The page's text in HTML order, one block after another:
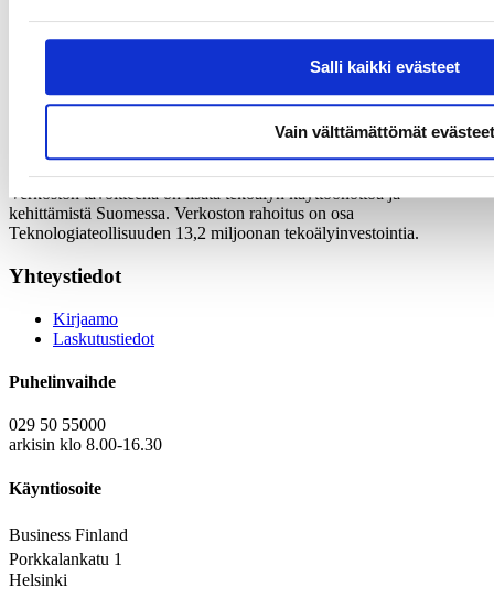
Salli kaikki evästeet
Vain välttämättömät evästeet
hyödyntämään generatiivista tekoälyä tuotteiden, palveluiden ja
liiketoimintamallien kehittämiseen.
AI Finland -verkosto
Maaliskuussa 2024 perustettu AI Finland -verkosto kokoaa yhteen
tekoälystä kiinnostuneita yrityksiä ja muita toimijoita. Mukaan
tuoreeseen verkostoon on ilmoittautunut jo yli 200 yritystä.
Verkoston tavoitteena on lisätä tekoälyn käyttöönottoa ja
kehittämistä Suomessa. Verkoston rahoitus on osa
Teknologiateollisuuden 13,2 miljoonan tekoälyinvestointia.
Yhteystiedot
Kirjaamo
Laskutustiedot
Puhelinvaihde
029 50 55000
arkisin klo 8.00-16.30
Käyntiosoite
Business Finland
Porkkalankatu 1
Helsinki